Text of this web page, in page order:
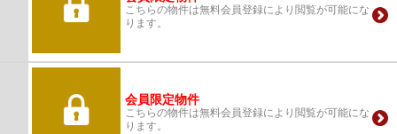
こちらの物件は無料会員登録により閲覧が可能にな
ります。
会員限定物件
こちらの物件は無料会員登録により閲覧が可能にな
ります。